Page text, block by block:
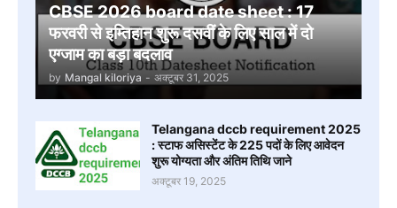
CBSE 2026 board date sheet : 17
फरवरी से इम्तिहान शुरू दसवीं के लिए साल में दो
एग्जाम का बड़ा बदलाव
by Mangal kiloriya - अक्टूबर 31, 2025
Telangana dccb requirement 2025
: स्टाफ असिस्टेंट के 225 पदों के लिए आवेदन
शुरू योग्यता और अंतिम तिथि जाने
अक्टूबर 19, 2025